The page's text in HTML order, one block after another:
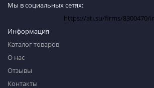
Информация
Каталог товаров
О нас
Отзывы
Контакты
Мы в социальных сетях:
https://ati.su/firms/8300470/